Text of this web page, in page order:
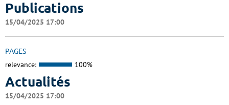
Publications
15/04/2025 17:00
PAGES
relevance: 100%
Actualités
15/04/2025 17:00